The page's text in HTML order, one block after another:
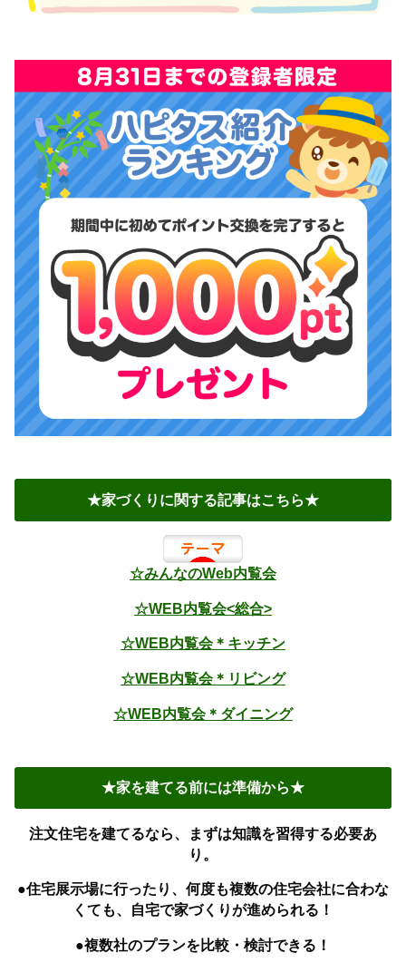
★家づくりに関する記事はこちら★
☆みんなのWeb内覧会
☆WEB内覧会<総合>
☆WEB内覧会＊キッチン
☆WEB内覧会＊リビング
☆WEB内覧会＊ダイニング
★家を建てる前には準備から★
注文住宅を建てるなら、まずは知識を習得する必要あ
り。
●住宅展示場に行ったり、何度も複数の住宅会社に合わな
くても、自宅で家づくりが進められる！
●複数社のプランを比較・検討できる！